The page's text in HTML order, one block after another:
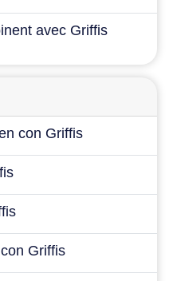
avec Griffis
con Griffis
Griffis